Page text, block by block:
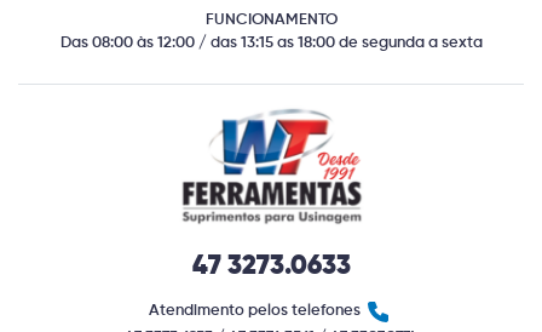
FUNCIONAMENTO
Das 08:00 às 12:00 / das 13:15 as 18:00 de segunda a sexta
47 3273.0633
Atendimento pelos telefones